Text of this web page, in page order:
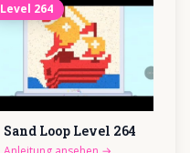
Level 264
Sand Loop Level 264